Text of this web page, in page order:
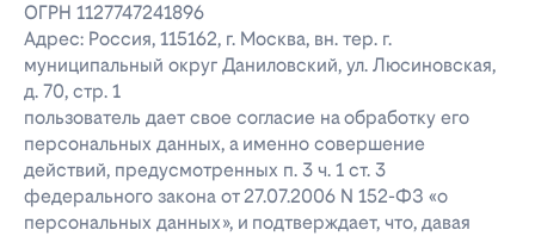
ОГРН 1127747241896
Адрес: Россия, 115162, г. Москва, вн. тер. г.
муниципальный округ Даниловский, ул. Люсиновская,
д. 70, стр. 1
пользователь дает свое согласие на обработку его
персональных данных, а именно совершение
действий, предусмотренных п. 3 ч. 1 ст. 3
федерального закона от 27.07.2006 N 152-ФЗ «о
персональных данных», и подтверждает, что, давая